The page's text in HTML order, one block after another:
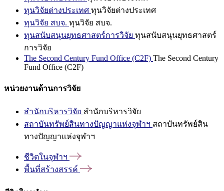
ทุนวิจัยต่างประเทศ ทุนวิจัยต่างประเทศ
ทุนวิจัย สบจ. ทุนวิจัย สบจ.
ทุนสนับสนุนยุทธศาสตร์การวิจัย ทุนสนับสนุนยุทธศาสตร์
การวิจัย
The Second Century Fund Office (C2F) The Second Century
Fund Office (C2F)
หน่วยงานด้านการวิจัย
สำนักบริหารวิจัย สำนักบริหารวิจัย
สถาบันทรัพย์สินทางปัญญาแห่งจุฬาฯ สถาบันทรัพย์สิน
ทางปัญญาแห่งจุฬาฯ
ชีวิตในจุฬาฯ
พื้นที่สร้างสรรค์